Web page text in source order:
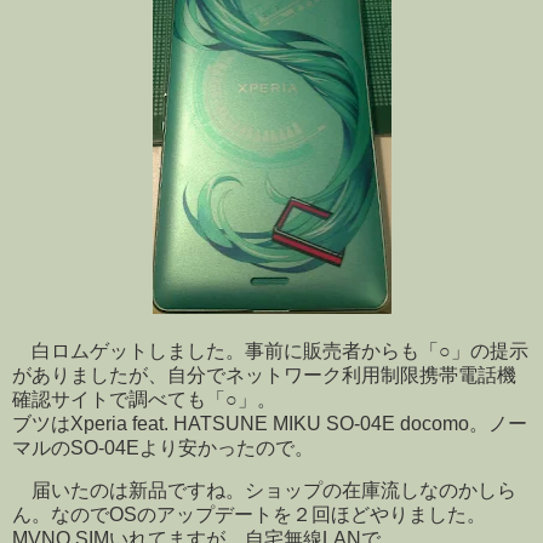
白ロムゲットしました。事前に販売者からも「○」の提示
がありましたが、自分でネットワーク利用制限携帯電話機
確認サイトで調べても「○」。
ブツはXperia feat. HATSUNE MIKU SO-04E docomo。ノー
マルのSO-04Eより安かったので。
届いたのは新品ですね。ショップの在庫流しなのかしら
ん。なのでOSのアップデートを２回ほどやりました。